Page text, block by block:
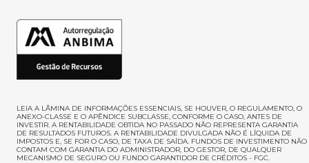
O BAHIA ASSET
| ENG
LEIA A LÂMINA DE INFORMAÇÕES ESSENCIAIS, SE HOUVER, O REGULAMENTO, O
ANEXO-CLASSE E O APÊNDICE SUBCLASSE, CONFORME O CASO, ANTES DE
INVESTIR. A RENTABILIDADE OBTIDA NO PASSADO NÃO REPRESENTA GARANTIA
DE RESULTADOS FUTUROS. A RENTABILIDADE DIVULGADA NÃO É LÍQUIDA DE
IMPOSTOS E, SE FOR O CASO, DE TAXA DE SAÍDA. FUNDOS DE INVESTIMENTO NÃO
CONTAM COM GARANTIA DO ADMINISTRADOR, DO GESTOR, DE QUALQUER
MECANISMO DE SEGURO OU FUNDO GARANTIDOR DE CRÉDITOS - FGC.